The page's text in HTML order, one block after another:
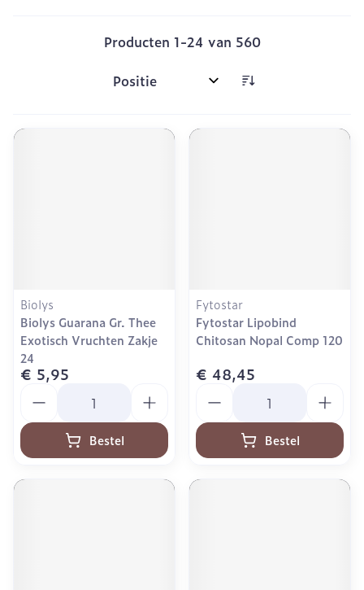
Producten 1-24 van 560
Sorteer op:
Biolys
Biolys Guarana Gr. Thee
Exotisch Vruchten Zakje
24
€ 5,95
Bestel
Fytostar
Fytostar Lipobind
Chitosan Nopal Comp 120
€ 48,45
Bestel